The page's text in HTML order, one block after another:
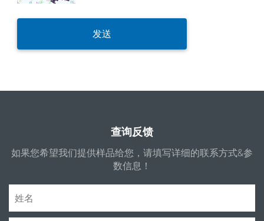
查询反馈
如果您希望我们提供样品给您，请填写详细的联系方式&参
数信息！